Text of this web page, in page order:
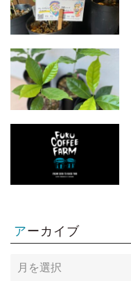
アーカイブ
ア
ー